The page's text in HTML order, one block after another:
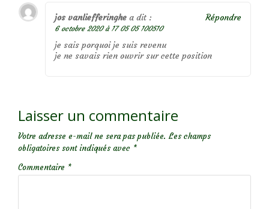
jos vanliefferinghe a dit :
6 octobre 2020 à 17 05 05 100510
je sais porquoi je suis revenu
je ne savais rien ouvrir sur cette position
Répondre
Laisser un commentaire
Votre adresse e-mail ne sera pas publiée. Les champs
obligatoires sont indiqués avec *
Commentaire *